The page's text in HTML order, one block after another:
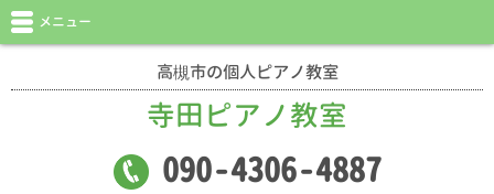
高槻市の個人ピアノ教室
寺田ピアノ教室
090-4306-4887
メニュー